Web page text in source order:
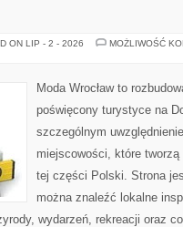
ON LIP - 2 - 2026
MOŻLIWOŚĆ
Moda Wrocław to
poświęcony turystyce na
szczególnym
miejscowości, które
tej części Polski. Strona
można znaleźć lokalne
wydarzeń, rekreacji oraz